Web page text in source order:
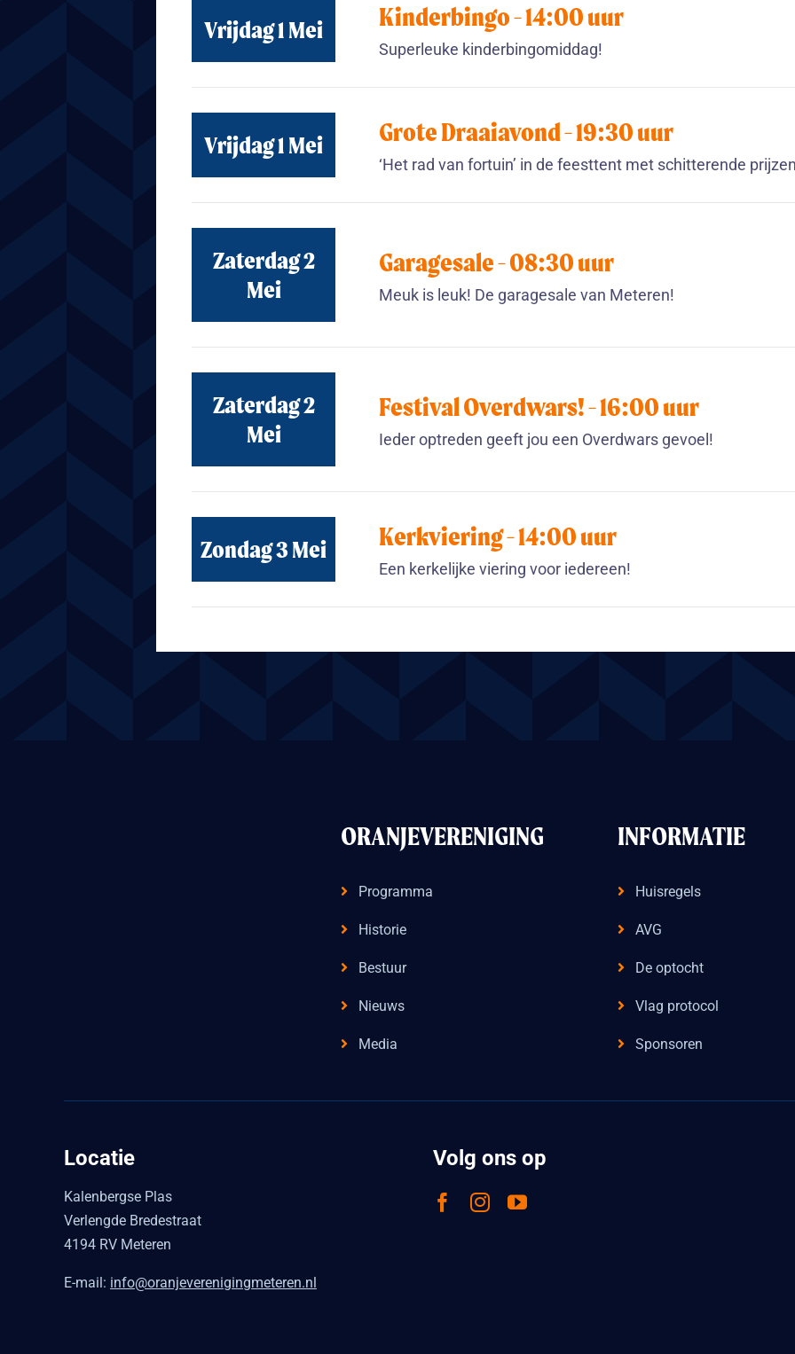
Vrijdag 1 Mei Kinderbingo -14:00uur
Superleuke kinderbingomiddag!
Vrijdag 1 Mei Grote Draaiavond -19:30uur
‘Het rad van fortuin’ in de feesttent met schitterende
Zaterdag 2
Mei
Garagesale -08:30uur
Meuk is leuk! De garagesale van Meteren!
Zaterdag 2
Mei
Festival Overdwars! -16:00uur
Ieder optreden geeft jou een Overdwars gevoel!
Zondag 3 Mei Kerkviering -14:00uur
Een kerkelijke viering voor iedereen!
ORANJEVERENIGING
Programma
Historie
Bestuur
Nieuws
Media
INFORMATIE
Huisregels
AVG
De optocht
Vlag protocol
Sponsoren
Locatie
Kalenbergse Plas
Verlengde Bredestraat
4194 RV Meteren
E-mail: info@oranjeverenigingmeteren.nl
Volg ons op